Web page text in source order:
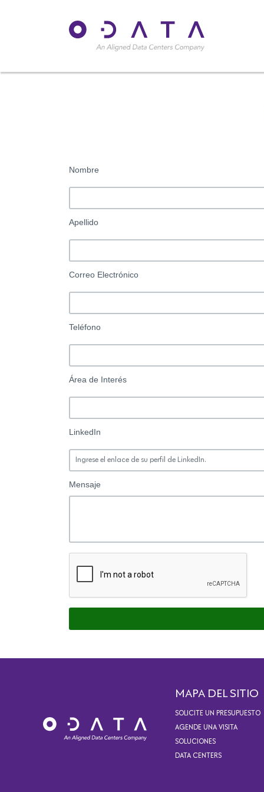
Nombre
Apellido
Correo Electrónico
Teléfono
Área de Interés
LinkedIn
Mensaje
MAPA DEL SITIO
SOLICITE UN PRESUPUESTO
AGENDE UNA VISITA
SOLUCIONES
DATA CENTERS